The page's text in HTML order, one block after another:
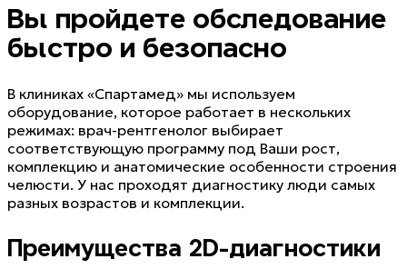
Вы пройдете обследование
быстро и безопасно
В клиниках «Спартамед» мы используем
оборудование, которое работает в нескольких
режимах: врач-рентгенолог выбирает
соответствующую программу под Ваши рост,
комплекцию и анатомические особенности строения
челюсти. У нас проходят диагностику люди самых
разных возрастов и комплекции.
Преимущества 2D-диагностики